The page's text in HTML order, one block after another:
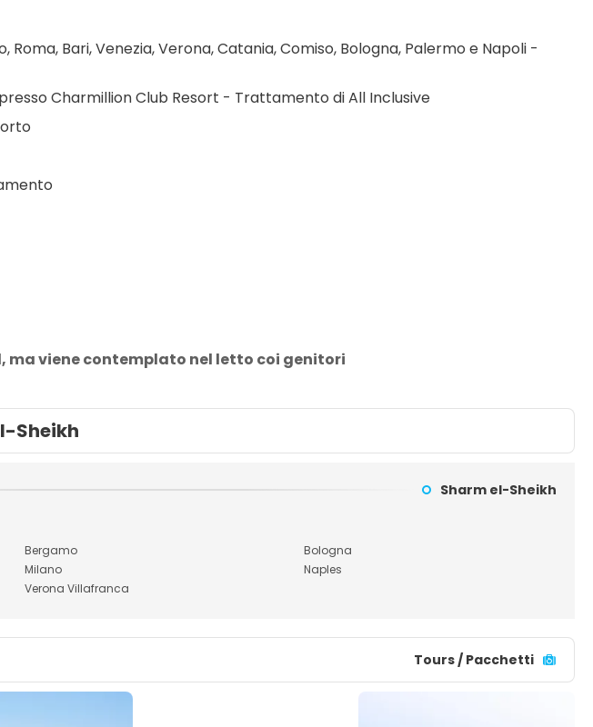
Bari, Venezia, Verona, Catania, Comiso, Bologna, Palermo e Napoli -
Charmillion Club Resort - Trattamento di All Inclusive
ma viene contemplato nel letto coi genitori
Sheikh
Sharm el-Sheikh
Bergamo
Bologna
Milano
Naples
Verona Villafranca
Tours / Pacchetti